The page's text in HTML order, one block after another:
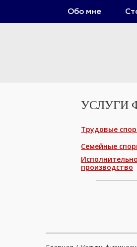
Обо мне
УСЛУГИ
Трудовые
Семейные
производство